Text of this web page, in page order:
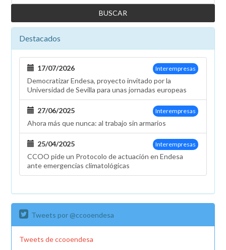
Destacados
Interempresas
17/07/2026
Democratizar Endesa, proyecto invitado por la
Universidad de Sevilla para unas jornadas europeas
Interempresas
27/06/2025
Ahora más que nunca: al trabajo sin armarios
Interempresas
25/04/2025
CCOO pide un Protocolo de actuación en Endesa
ante emergencias climatológicas
Tweets por @ccooendesa
Tweets de ccooendesa